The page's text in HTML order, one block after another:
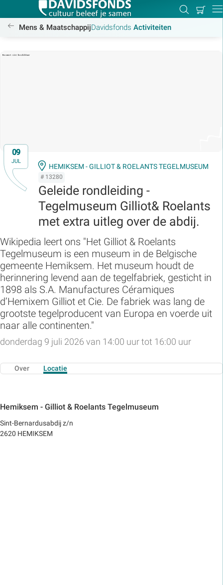
Zoeken
Mijn
/activiteiten
Mens & MaatschappijDavidsfonds Activiteiten
09
JUL
HEMIKSEM - GILLIOT & ROELANTS TEGELMUSEUM
# 13280
Geleide rondleiding -
Tegelmuseum Gilliot& Roelants
met extra uitleg over de abdij.
Wikipedia leert ons "Het Gilliot & Roelants
Tegelmuseum is een museum in de Belgische
gemeente Hemiksem. Het museum houdt de
herinnering levend aan de tegelfabriek, gesticht in
1898 als S.A. Manufactures Céramiques
d’Hemixem Gilliot et Cie. De fabriek was lang de
grootste tegelproducent van Europa en voerde uit
naar alle continenten."
donderdag 9 juli 2026 van 14:00 uur tot 16:00 uur
Over Locatie
Hemiksem - Gilliot & Roelants Tegelmuseum
Sint-Bernardusabdij z/n
2620 HEMIKSEM